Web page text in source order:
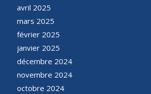
avril 2025
mars 2025
février 2025
janvier 2025
décembre 2024
novembre 2024
octobre 2024